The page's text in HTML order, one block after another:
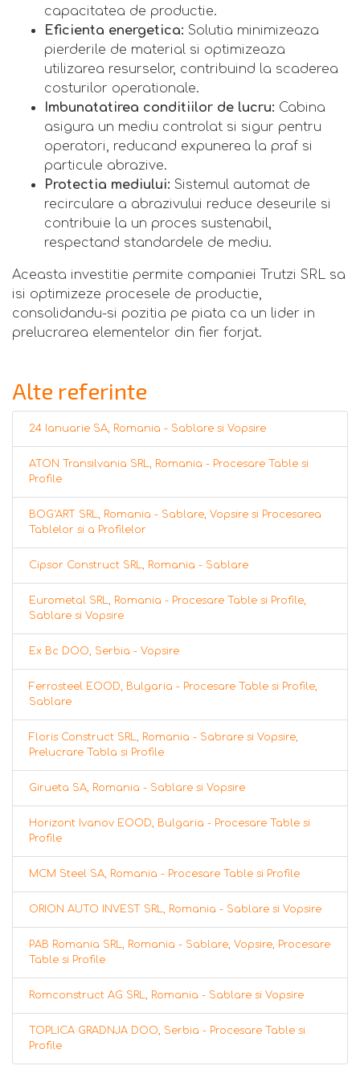
capacitatea de productie.
Eficienta energetica: Solutia minimizeaza
pierderile de material si optimizeaza
utilizarea resurselor, contribuind la scaderea
costurilor operationale.
Imbunatatirea conditiilor de lucru: Cabina
asigura un mediu controlat si sigur pentru
operatori, reducand expunerea la praf si
particule abrazive.
Protectia mediului: Sistemul automat de
recirculare a abrazivului reduce deseurile si
contribuie la un proces sustenabil,
respectand standardele de mediu.
Aceasta investitie permite companiei Trutzi SRL sa
isi optimizeze procesele de productie,
consolidandu-si pozitia pe piata ca un lider in
prelucrarea elementelor din fier forjat.
Alte referinte
24 Ianuarie SA, Romania - Sablare si Vopsire
ATON Transilvania SRL, Romania - Procesare Table si
Profile
BOG'ART SRL, Romania - Sablare, Vopsire si Procesarea
Tablelor si a Profilelor
Cipsor Construct SRL, Romania - Sablare
Eurometal SRL, Romania - Procesare Table si Profile,
Sablare si Vopsire
Ex Bc DOO, Serbia - Vopsire
Ferrosteel EOOD, Bulgaria - Procesare Table si Profile,
Sablare
Floris Construct SRL, Romania - Sabrare si Vopsire,
Prelucrare Tabla si Profile
Girueta SA, Romania - Sablare si Vopsire
Horizont Ivanov EOOD, Bulgaria - Procesare Table si
Profile
MCM Steel SA, Romania - Procesare Table si Profile
ORION AUTO INVEST SRL, Romania - Sablare si Vopsire
PAB Romania SRL, Romania - Sablare, Vopsire, Procesare
Table si Profile
Romconstruct AG SRL, Romania - Sablare si Vopsire
TOPLICA GRADNJA DOO, Serbia - Procesare Table si
Profile